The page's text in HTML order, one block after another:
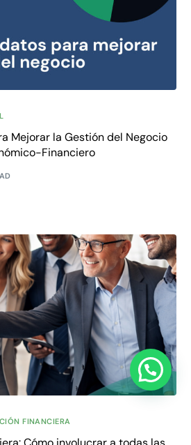
Mejorar la Gestión del Negocio
Financiero
FINANCIERA
Ver Demo